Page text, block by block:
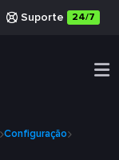
Suporte 24/7
Configuração